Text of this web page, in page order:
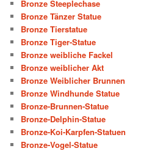
Bronze Steeplechase
Bronze Tänzer Statue
Bronze Tierstatue
Bronze Tiger-Statue
Bronze weibliche Fackel
Bronze weiblicher Akt
Bronze Weiblicher Brunnen
Bronze Windhunde Statue
Bronze-Brunnen-Statue
Bronze-Delphin-Statue
Bronze-Koi-Karpfen-Statuen
Bronze-Vogel-Statue